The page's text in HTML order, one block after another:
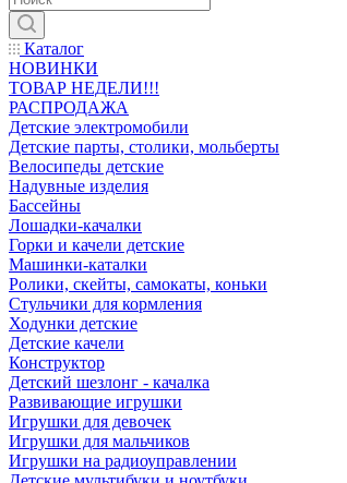
Каталог
НОВИНКИ
ТОВАР НЕДЕЛИ!!!
РАСПРОДАЖА
Детские электромобили
Детские парты, столики, мольберты
Велосипеды детские
Надувные изделия
Бассейны
Лошадки-качалки
Горки и качели детские
Машинки-каталки
Ролики, скейты, самокаты, коньки
Стульчики для кормления
Ходунки детские
Детские качели
Конструктор
Детский шезлонг - качалка
Развивающие игрушки
Игрушки для девочек
Игрушки для мальчиков
Игрушки на радиоуправлении